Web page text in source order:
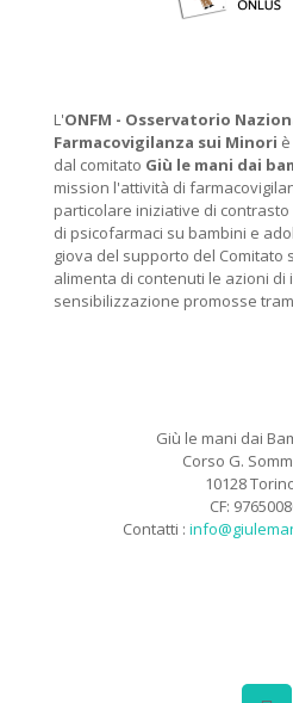
L'ONFM - Osservatorio
Farmacovigilanza sui Minori
dal comitato Giù le mani dai
mission l'attività di
particolare iniziative di
di psicofarmaci su bambini e
giova del supporto del Comitato
alimenta di contenuti le azioni di
sensibilizzazione promosse
Giù le mani dai
Corso G.
10128
CF:
Contatti :